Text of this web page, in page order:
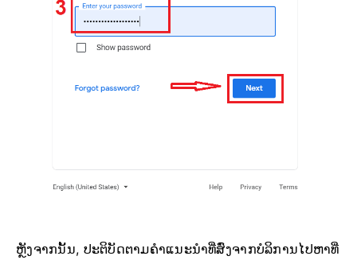
ຫຼັງຈາກນັ້ນ, ປະຕິບັດຕາມຄຳແນະນຳທີ່ສົ່ງຈາກບໍລິການໄປຫາທີ່